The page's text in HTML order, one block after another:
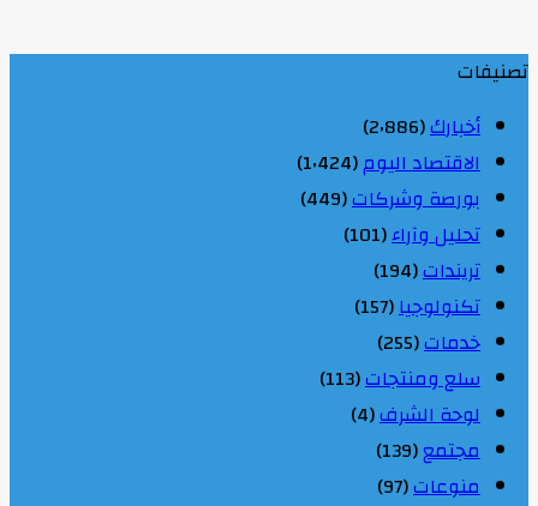
تصنيفات
أخبارك(2٬886)
الاقتصاد اليوم(1٬424)
بورصة وشركات(449)
تحليل وآراء(101)
تريندات(194)
تكنولوجيا(157)
خدمات(255)
سلع ومنتجات(113)
لوحة الشرف(4)
مجتمع(139)
منوعات(97)